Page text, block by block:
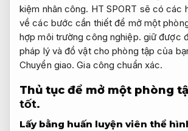
kiệm nhân công. HT SPORT sẽ có các
về các bước cần thiết để mở một
hợp môi trường công nghiệp. giữ được
pháp lý và đồ vật cho phòng tập của
Chuyển giao. Gia công chuẩn xác.
Thủ tục để mở một phòng
tốt.
Lấy bằng huấn luyện viên thể